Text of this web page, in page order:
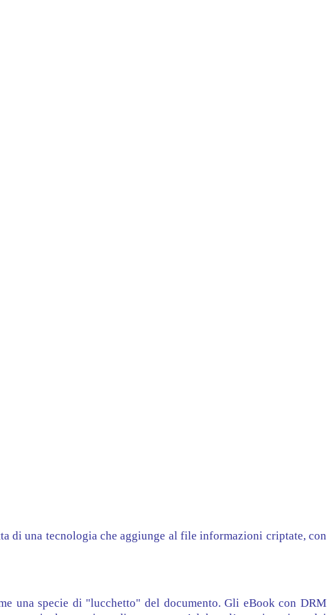
di una tecnologia che aggiunge al file informazioni criptate, con
una specie di "lucchetto" del documento. Gli eBook con DRM